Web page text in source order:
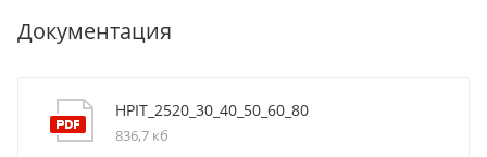
Документация
HPIT_2520_30_40_50_60_80
836,7 кб